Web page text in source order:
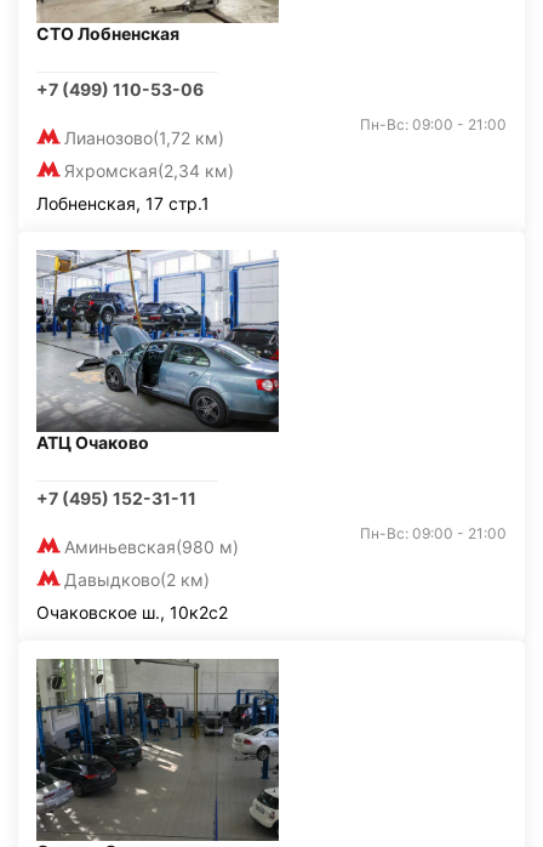
СТО Лобненская
+7 (499) 110-53-06
Лианозово(1,72 км)
Яхромская(2,34 км)
Пн-Вс: 09:00 - 21:00
Лобненская, 17 стр.1
АТЦ Очаково
+7 (495) 152-31-11
Аминьевская(980 м)
Давыдково(2 км)
Пн-Вс: 09:00 - 21:00
Очаковское ш., 10к2с2